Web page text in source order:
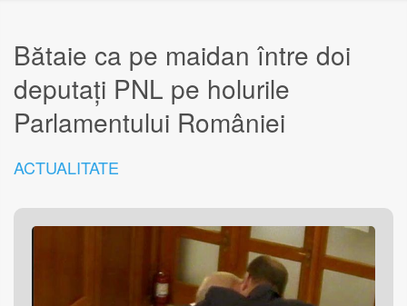
Bătaie ca pe maidan între doi
deputați PNL pe holurile
Parlamentului României
ACTUALITATE